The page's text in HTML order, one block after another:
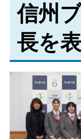
信州
長を